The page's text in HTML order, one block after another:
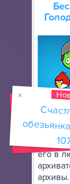
Firefox
его в
архивы.